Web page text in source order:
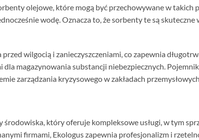
olejowe, które mogą być przechowywane w takich
wodę. Oznacza to, że sorbenty te są
wilgocią i zanieczyszczeniami, co zapewnia
magazynowania substancji niebezpiecznych.
zarządzania kryzysowego w zakładach
środowiska, który oferuje kompleksowe usługi, w tym
firmami, Ekologus zapewnia profesjonalizm i